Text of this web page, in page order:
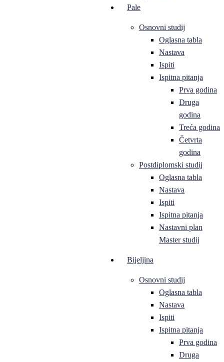
Pale
Osnovni studij
Oglasna tabla
Nastava
Ispiti
Ispitna pitanja
Prva godina
Druga
godina
Treća godina
Četvrta
godina
Postdiplomski studij
Oglasna tabla
Nastava
Ispiti
Ispitna pitanja
Nastavni plan
Master studij
Bijeljina
Osnovni studij
Oglasna tabla
Nastava
Ispiti
Ispitna pitanja
Prva godina
Druga